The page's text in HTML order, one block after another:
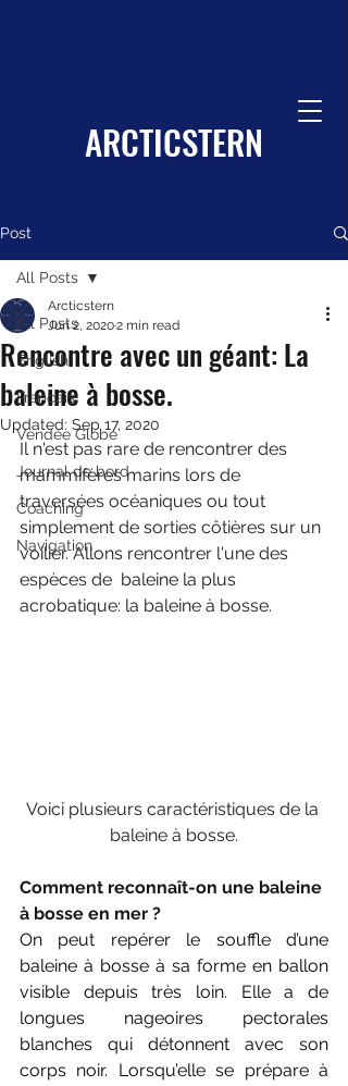
ARCTICSTERN
Post
All Posts
English
Français
Vendée Globe
Journal de bord
Coaching
Navigation
All Posts
Rencontre avec un géant: La
baleine à bosse.
Arcticstern
Jun 2, 20202 min read
Updated: Sep 17, 2020
Il n'est pas rare de rencontrer des
mammifères marins lors de
traversées océaniques ou tout
simplement de sorties côtières sur un
voilier. Allons rencontrer l'une des
espèces de  baleine la plus
acrobatique: la baleine à bosse.
Voici plusieurs caractéristiques de la
baleine à bosse.
Comment reconnaît-on une baleine
à bosse en mer ?
On peut repérer le souffle d’une
baleine à bosse à sa forme en ballon
visible depuis très loin. Elle a de
longues nageoires pectorales
blanches qui détonnent avec son
corps noir. Lorsqu’elle se prépare à